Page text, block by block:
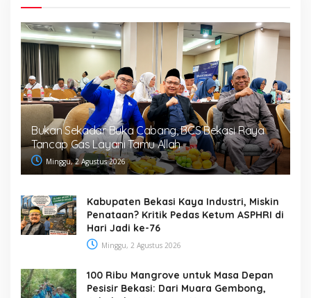
Bukan Sekadar Buka Cabang, BCS Bekasi Raya
Tancap Gas Layani Tamu Allah
Minggu, 2 Agustus 2026
Kabupaten Bekasi Kaya Industri, Miskin
Penataan? Kritik Pedas Ketum ASPHRI di
Hari Jadi ke-76
Minggu, 2 Agustus 2026
100 Ribu Mangrove untuk Masa Depan
Pesisir Bekasi: Dari Muara Gembong,